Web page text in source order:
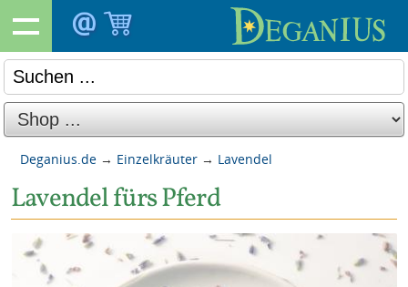
Deganius.de → Einzelkräuter → Lavendel
Lavendel fürs Pferd